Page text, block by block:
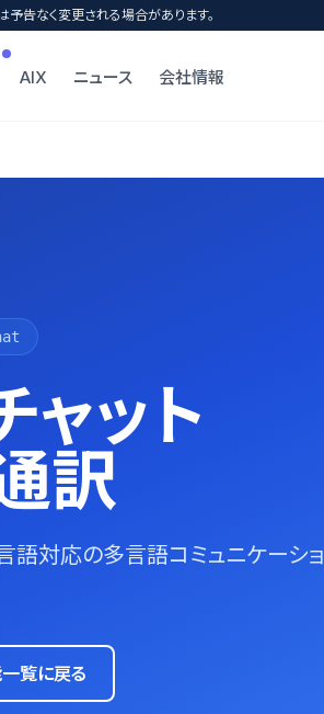
告なく変更される場合があります。
AIX ニュース 会社情報
ット
訳
語対応の多言語コミュニケーショ
覧に戻る